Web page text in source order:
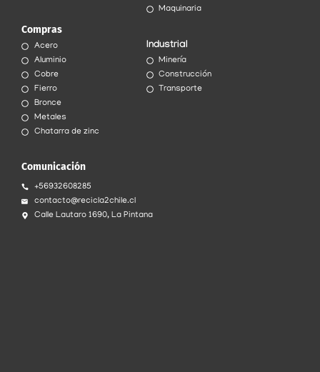
Compras
Acero
Aluminio
Cobre
Fierro
Bronce
Metales
Chatarra de zinc
Maquinaria
Industrial
Minería
Construcción
Transporte
Comunicación
+56932608285
contacto@recicla2chile.cl
Calle Lautaro 1690, La Pintana